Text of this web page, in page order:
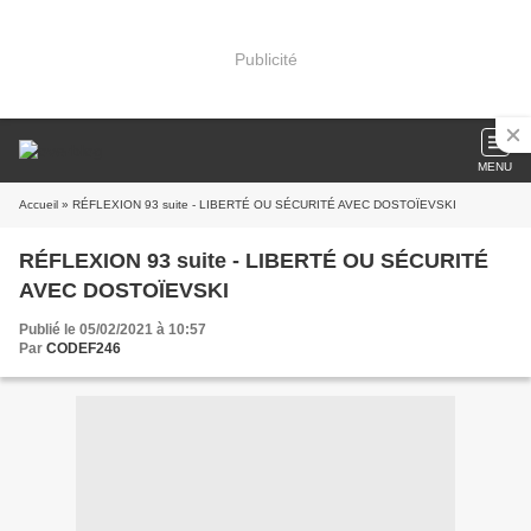
Publicité
MENU
Accueil » RÉFLEXION 93 suite - LIBERTÉ OU SÉCURITÉ AVEC DOSTOÏEVSKI
RÉFLEXION 93 suite - LIBERTÉ OU SÉCURITÉ
AVEC DOSTOÏEVSKI
Publié le 05/02/2021 à 10:57
Par CODEF246